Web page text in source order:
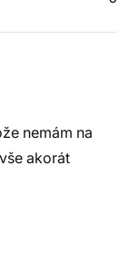
nemám na
akorát